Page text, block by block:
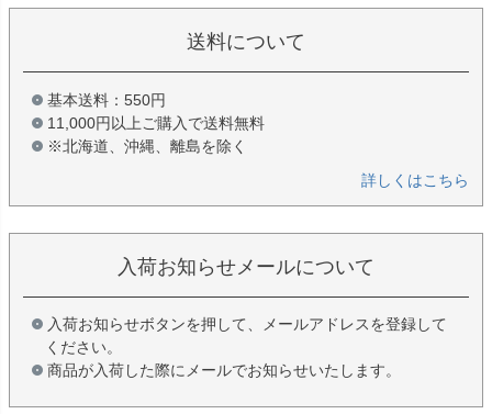
送料について
基本送料：550円
11,000円以上ご購入で送料無料
※北海道、沖縄、離島を除く
詳しくはこちら
入荷お知らせメールについて
入荷お知らせボタンを押して、メールアドレスを登録して
ください。
商品が入荷した際にメールでお知らせいたします。